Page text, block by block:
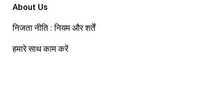
About Us
निजता नीति : नियम और शर्तें
हमारे साथ काम करें